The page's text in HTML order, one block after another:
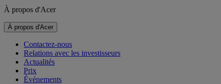
À propos d'Acer
À propos d'Acer
Contactez-nous
Relations avec les investisseurs
Actualités
Prix
Événements